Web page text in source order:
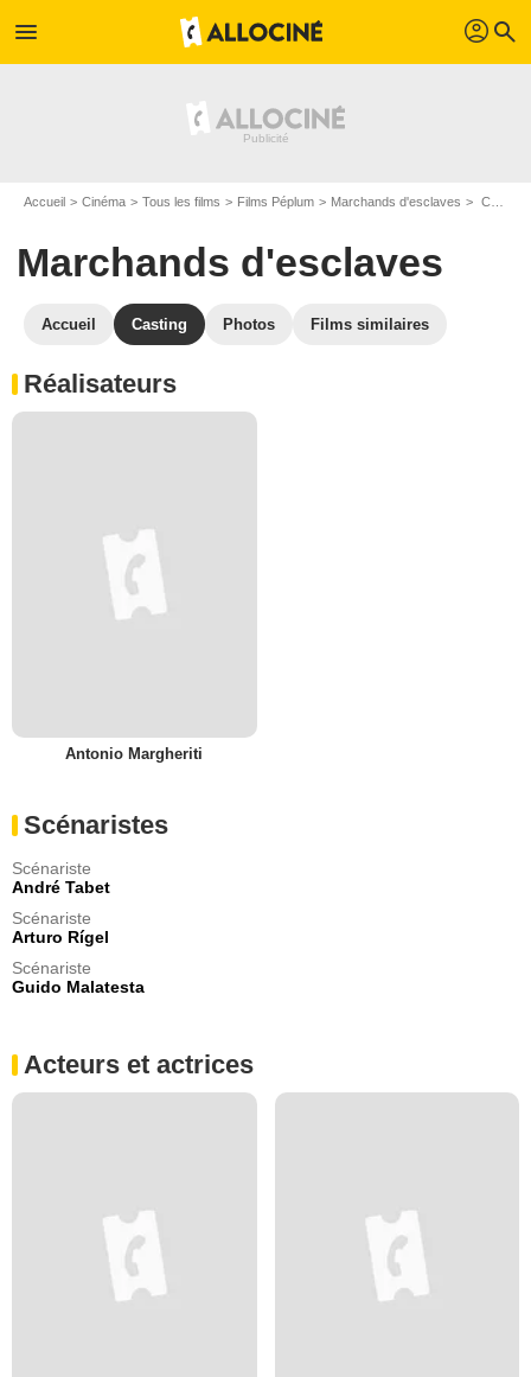
menu profil search
Accueil Cinéma Tous les films Films Péplum Marchands d'esclaves Casting Marchands d'esclaves
Marchands d'esclaves
Accueil Casting Photos Films similaires
Réalisateurs
Antonio Margheriti
Scénaristes
Scénariste
André Tabet
Scénariste
Arturo Rígel
Scénariste
Guido Malatesta
Acteurs et actrices